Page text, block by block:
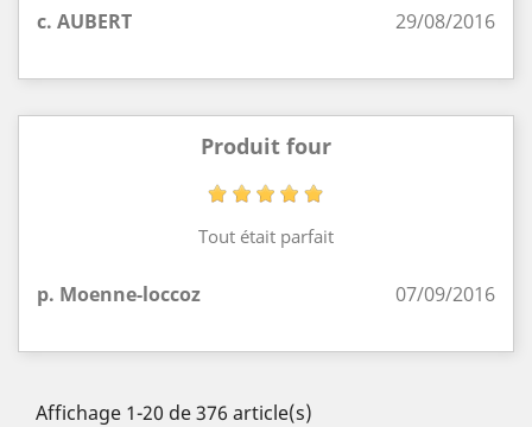
c. AUBERT 29/08/2016
Produit four
Tout était parfait
p. Moenne-loccoz 07/09/2016
Affichage 1-20 de 376 article(s)